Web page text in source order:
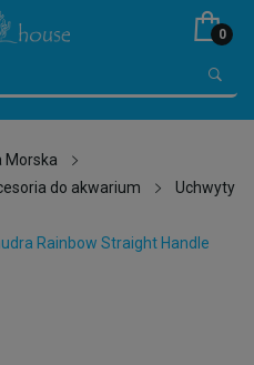
0
Morska
do akwarium Uchwyty
Rainbow Straight Handle